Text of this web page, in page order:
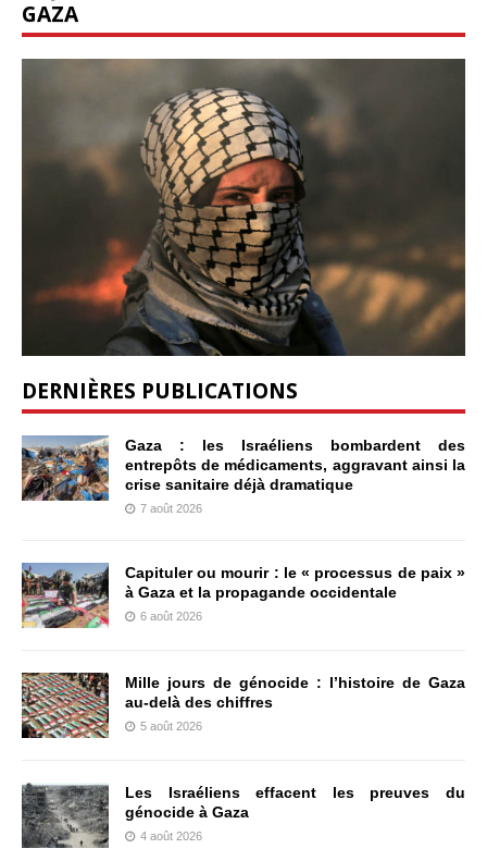
GAZA
DERNIÈRES PUBLICATIONS
Gaza : les Israéliens bombardent des
entrepôts de médicaments, aggravant ainsi la
crise sanitaire déjà dramatique
7 août 2026
Capituler ou mourir : le « processus de paix »
à Gaza et la propagande occidentale
6 août 2026
Mille jours de génocide : l’histoire de Gaza
au-delà des chiffres
5 août 2026
Les Israéliens effacent les preuves du
génocide à Gaza
4 août 2026